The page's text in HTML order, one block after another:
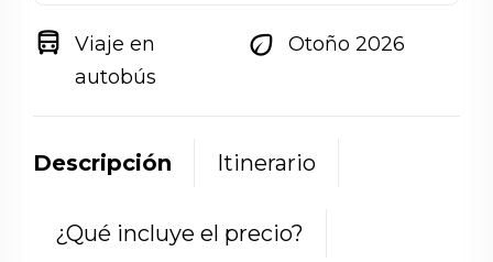
directions_bus
Viaje en
autobús
eco Otoño 2026
Descripción Itinerario
¿Qué incluye el precio?